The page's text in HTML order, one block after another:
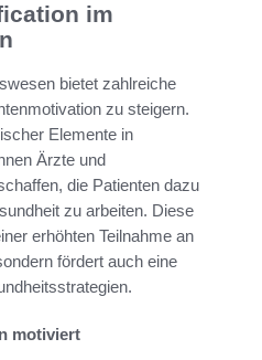
im
bietet zahlreiche
zu steigern.
Elemente in
Ärzte und
die Patienten dazu
zu arbeiten. Diese
erhöhten Teilnahme an
fördert auch eine
motiviert